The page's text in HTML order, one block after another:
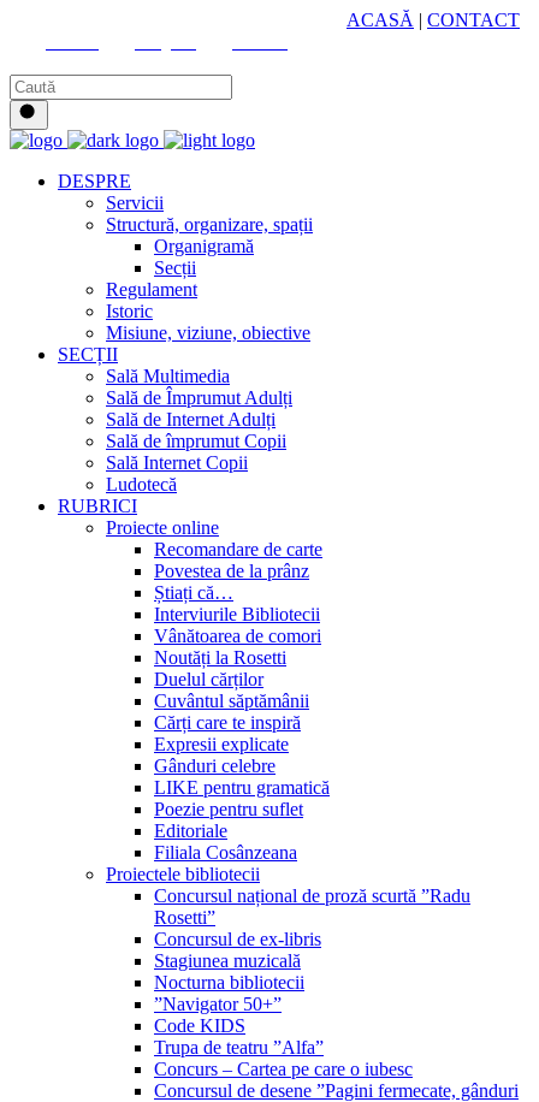
ACASĂ | CONTACT
DESPRE
Servicii
Structură, organizare, spații
Organigramă
Secții
Regulament
Istoric
Misiune, viziune, obiective
SECȚII
Sală Multimedia
Sală de Împrumut Adulți
Sală de Internet Adulți
Sală de împrumut Copii
Sală Internet Copii
Ludotecă
RUBRICI
Proiecte online
Recomandare de carte
Povestea de la prânz
Știați că…
Interviurile Bibliotecii
Vânătoarea de comori
Noutăți la Rosetti
Duelul cărților
Cuvântul săptămânii
Cărți care te inspiră
Expresii explicate
Gânduri celebre
LIKE pentru gramatică
Poezie pentru suflet
Editoriale
Filiala Cosânzeana
Proiectele bibliotecii
Concursul național de proză scurtă ”Radu
Rosetti”
Concursul de ex-libris
Stagiunea muzicală
Nocturna bibliotecii
”Navigator 50+”
Code KIDS
Trupa de teatru ”Alfa”
Concurs – Cartea pe care o iubesc
Concursul de desene ”Pagini fermecate, gânduri